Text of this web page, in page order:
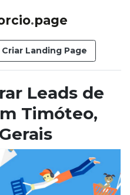
.page
Criar Landing Page
Leads de
Timóteo,